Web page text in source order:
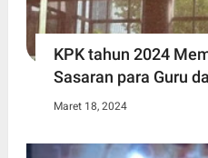
KPK tahun 2024
Sasaran para Guru
Maret 18, 2024